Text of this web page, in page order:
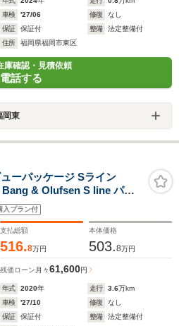
車検
'27/06 修復
なし
保証
保証付 整備
法定整備付
住所
福岡県福岡市東区
庫確認・見積依頼
電話する
岡東
ーパッケージ Sライン
& Olufsen S line パッ
ジ マトリクスLEDヘッド
入プラン付
支払総額
516.8万円
本体価格
503.8万円
残価ローン 月々61,600円
年式 2020年 走行 3.6万km
車検
'27/10 修復
なし
保証
保証付 整備
法定整備付